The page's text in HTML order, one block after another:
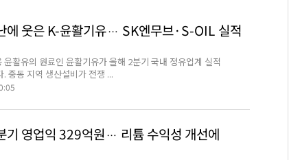
에 웃은 K-윤활기유… SK엔무브·S-OIL 실적
윤활유의 원료인 윤활기유가 올해 2분기 국내 정유업계 실적
. 중동 지역 생산설비가 전쟁 ...
기 영업익 329억원… 리튬 수익성 개선에